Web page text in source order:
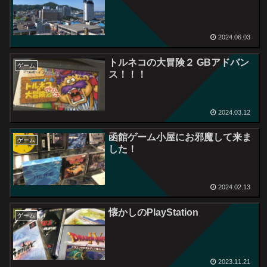
2024.06.03
ゲーム
トルネコの大冒険２ GBアドバン
ス！！！
2024.03.12
ゲーム
函館ゲーム小屋にお邪魔して来ま
した！
2024.02.13
ゲーム 懐かしのPlayStation
2023.11.21